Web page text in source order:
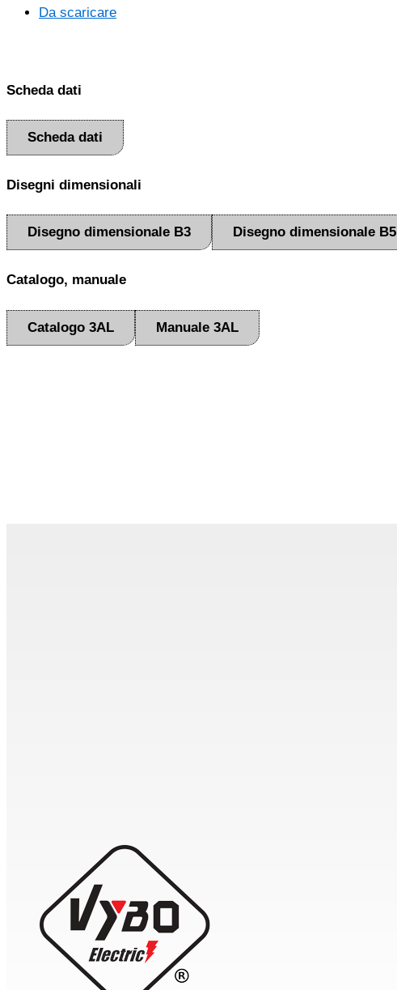
Da scaricare
Scheda dati
Scheda dati
Disegni dimensionali
Disegno dimensionale B3 Disegno dimensionale B5
Catalogo, manuale
Catalogo 3AL Manuale 3AL